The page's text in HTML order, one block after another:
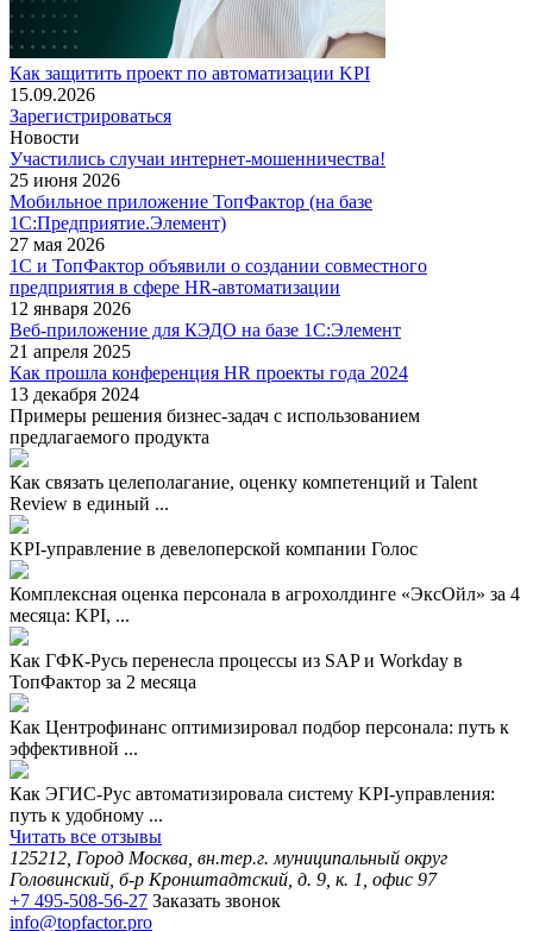
Как защитить проект по автоматизации KPI
15.09.2026
Зарегистрироваться
Новости
Участились случаи интернет-мошенничества!
25 июня 2026
Мобильное приложение ТопФактор (на базе
1С:Предприятие.Элемент)
27 мая 2026
1С и ТопФактор объявили о создании совместного
предприятия в сфере HR-автоматизации
12 января 2026
Веб-приложение для КЭДО на базе 1С:Элемент
21 апреля 2025
Как прошла конференция HR проекты года 2024
13 декабря 2024
Примеры решения бизнес-задач с использованием
предлагаемого продукта
Как связать целеполагание, оценку компетенций и Talent
Review в единый ...
KPI-управление в девелоперской компании Голос
Комплексная оценка персонала в агрохолдинге «ЭксОйл» за 4
месяца: KPI, ...
Как ГФК-Русь перенесла процессы из SAP и Workday в
ТопФактор за 2 месяца
Как Центрофинанс оптимизировал подбор персонала: путь к
эффективной ...
Как ЭГИС-Рус автоматизировала систему KPI-управления:
путь к удобному ...
Читать все отзывы
125212, Город Москва, вн.тер.г. муниципальный округ
Головинский, б-р Кронштадтский, д. 9, к. 1, офис 97
+7 495-508-56-27 Заказать звонок
info@topfactor.pro